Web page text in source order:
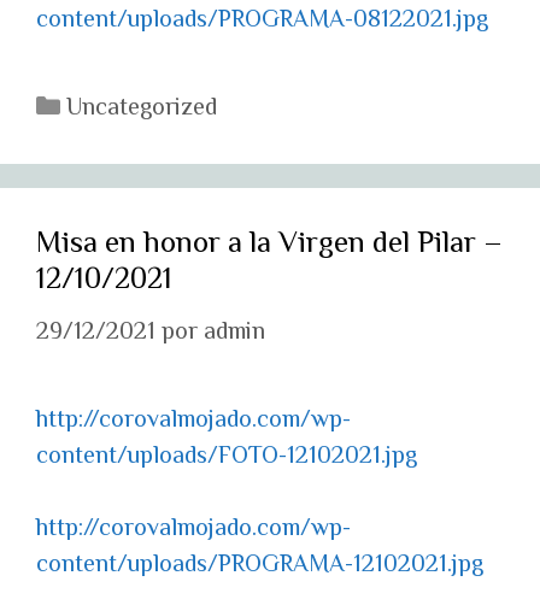
content/uploads/PROGRAMA-08122021.jpg
Categorías
Uncategorized
Misa en honor a la Virgen del Pilar –
12/10/2021
29/12/2021 por admin
http://corovalmojado.com/wp-
content/uploads/FOTO-12102021.jpg
http://corovalmojado.com/wp-
content/uploads/PROGRAMA-12102021.jpg